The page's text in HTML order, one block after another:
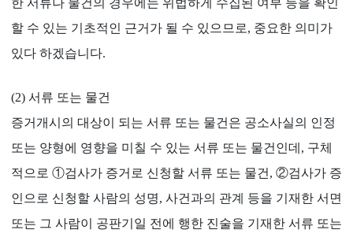
한 서류나 물건의 경우에는 위법하게 수집된 여부 등을 확인
할 수 있는 기초적인 근거가 될 수 있으므로, 중요한 의미가
있다 하겠습니다.
(2) 서류 또는 물건
증거개시의 대상이 되는 서류 또는 물건은 공소사실의 인정
또는 양형에 영향을 미칠 수 있는 서류 또는 물건인데, 구체
적으로 ①검사가 증거로 신청할 서류 또는 물건, ②검사가 증
인으로 신청할 사람의 성명, 사건과의 관계 등을 기재한 서면
또는 그 사람이 공판기일 전에 행한 진술을 기재한 서류 또는